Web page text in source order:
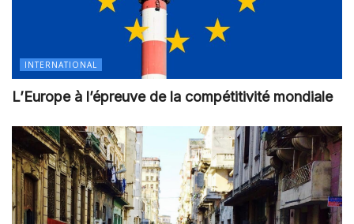
INTERNATIONAL
L’Europe à l’épreuve de la compétitivité mondiale